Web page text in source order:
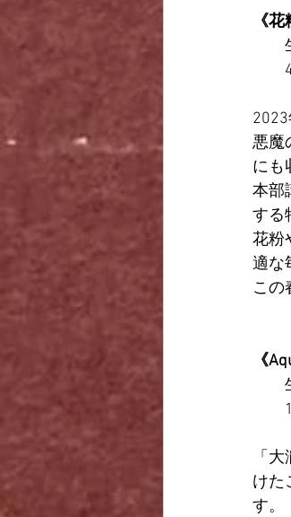
《花
生
悪魔
にも
本部
する
花粉
適な
この
《
「
けた
す。